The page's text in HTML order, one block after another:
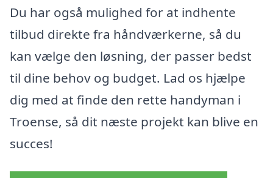
Du har også mulighed for at indhente
tilbud direkte fra håndværkerne, så du
kan vælge den løsning, der passer bedst
til dine behov og budget. Lad os hjælpe
dig med at finde den rette handyman i
Troense, så dit næste projekt kan blive en
succes!